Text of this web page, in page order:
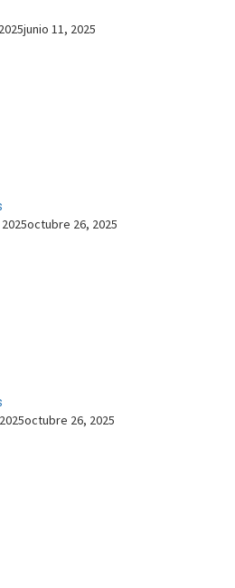
junio 11, 2025
octubre 26, 2025
octubre 26, 2025